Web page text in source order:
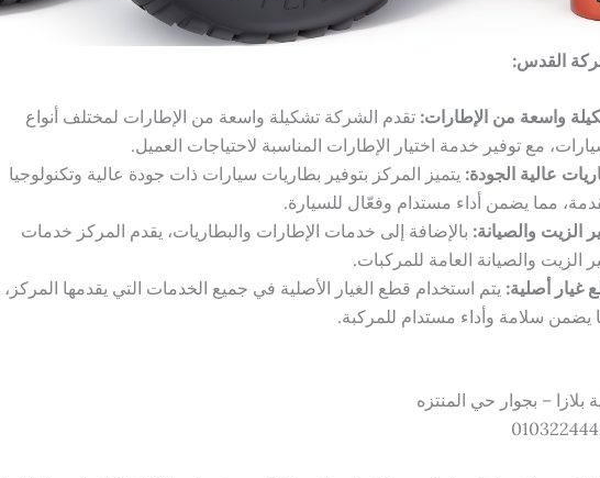
القدس:
واسعة من الإطارات: تقدم الشركة تشكيلة واسعة من الإطارات لمختلف أنواع
مع توفير خدمة اختيار الإطارات المناسبة لاحتياجات العميل.
عالية الجودة: يتميز المركز بتوفير بطاريات سيارات ذات جودة عالية وتكنولوجيا
مما يضمن أداء مستدام وفعّال للسيارة.
الزيت والصيانة: بالإضافة إلى خدمات الإطارات والبطاريات، يقدم المركز خدمات
الزيت والصيانة العامة للمركبات.
غيار أصلية: يتم استخدام قطع الغيار الأصلية في جميع الخدمات التي يقدمها المركز،
يضمن سلامة وأداء مستدام للمركبة.
بلازا – بجوار حي المنتزه